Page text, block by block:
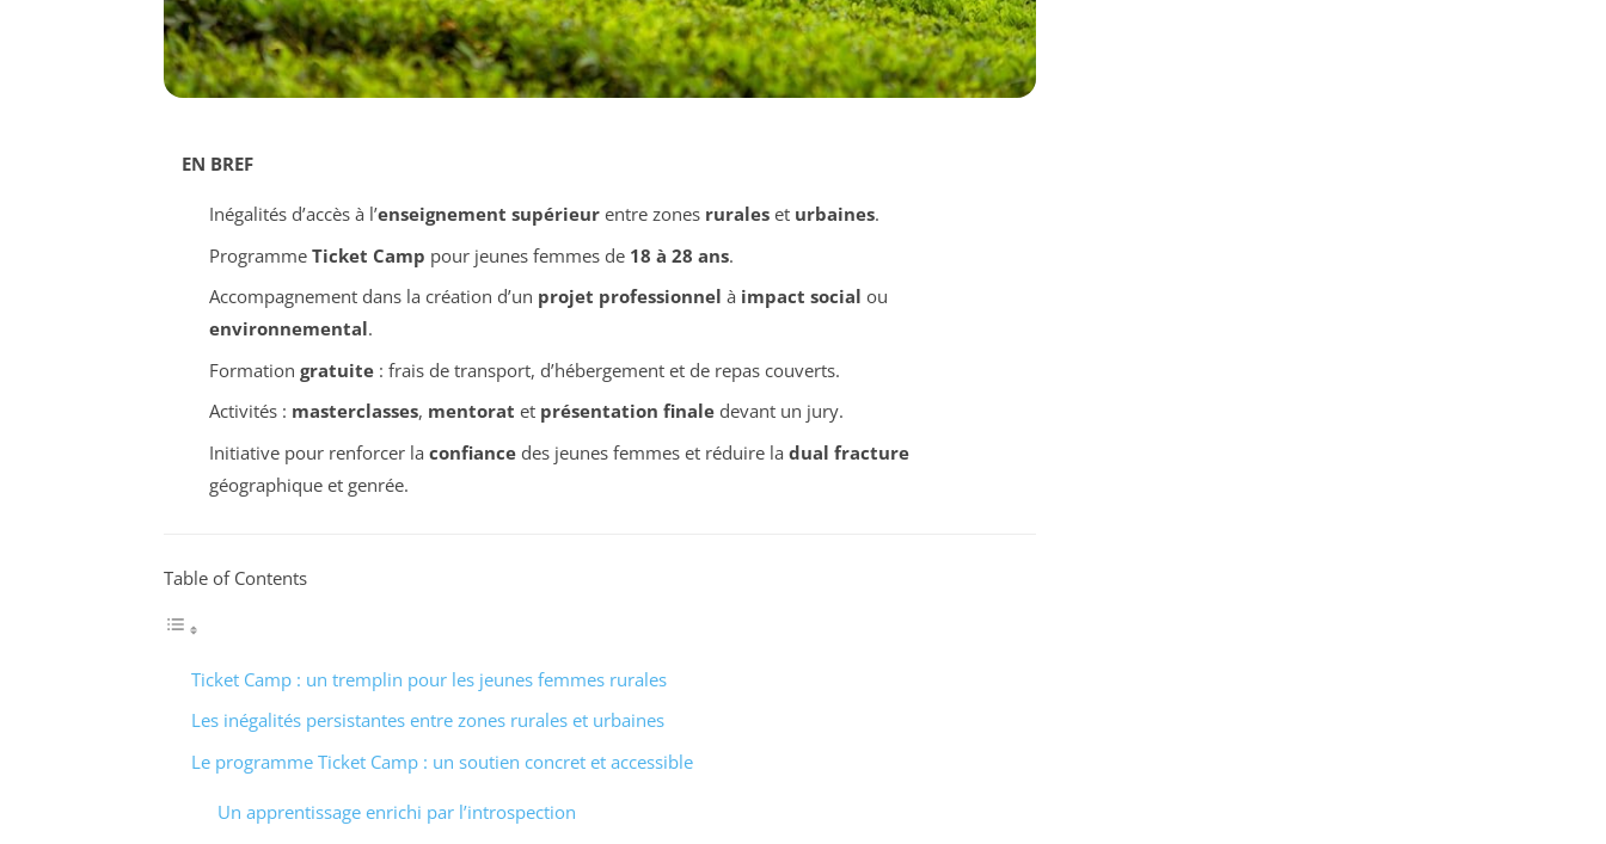
EN BREF
Inégalités d’accès à l’enseignement supérieurentre zones ruraleset urbaines.
Programme Ticket Camp pour jeunes femmes de 18 à 28 ans.
Accompagnement dans la création d’un projet professionnel à impact social ou
environnemental.
Formation gratuite: frais de transport, d’hébergement et de repas couverts.
Activités : masterclasses, mentorat et présentation finaledevant un jury.
Initiative pour renforcer la confiancedes jeunes femmes et réduire la dual fracture
géographique et genrée.
Table of Contents
Ticket Camp : un tremplin pour les jeunes femmes rurales
Les inégalités persistantes entre zones rurales et urbaines
Le programme Ticket Camp : un soutien concret et accessible
Un apprentissage enrichi par l’introspection